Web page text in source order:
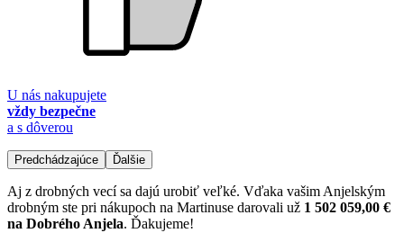
U nás nakupujete
vždy bezpečne
a s dôverou
Predchádzajúce Ďalšie
Aj z drobných vecí sa dajú urobiť veľké. Vďaka vašim Anjelským
drobným ste pri nákupoch na Martinuse darovali už 1 502 059,00 €
na Dobrého Anjela. Ďakujeme!